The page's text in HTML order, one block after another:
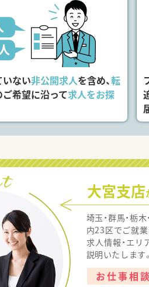
ない非公開求人を含め、転
希望に沿って求人をお探
大宮支店
埼玉・群馬・栃
内23区でご就
求人情報・エ
説明いたします。
お仕事相